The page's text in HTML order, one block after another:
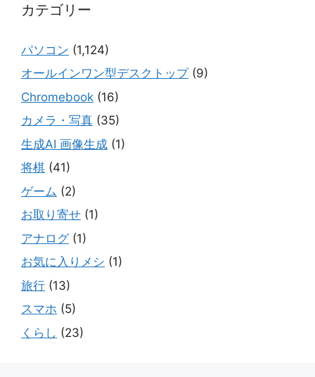
カテゴリー
パソコン (1,124)
オールインワン型デスクトップ(9)
Chromebook (16)
カメラ・写真 (35)
生成AI 画像生成 (1)
将棋 (41)
ゲーム (2)
お取り寄せ (1)
アナログ(1)
お気に入りメシ (1)
旅行 (13)
スマホ (5)
くらし (23)